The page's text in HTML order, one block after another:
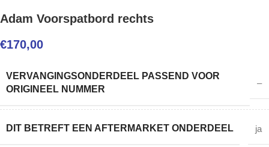
Adam Voorspatbord rechts
€170,00
VERVANGINGSONDERDEEL PASSEND VOOR
ORIGINEEL NUMMER
–
DIT BETREFT EEN AFTERMARKET ONDERDEEL ja